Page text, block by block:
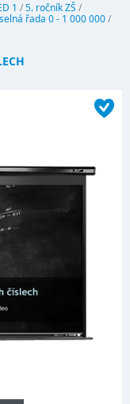
1 /5. ročník ZŠ /
řada 0 - 1 000 000/